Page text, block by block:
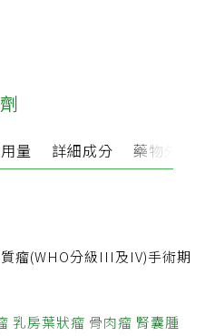
量 詳細成分 藥物外觀
瘤(WHO分級III及IV)手術期
乳房葉狀瘤 骨肉瘤 腎囊腫